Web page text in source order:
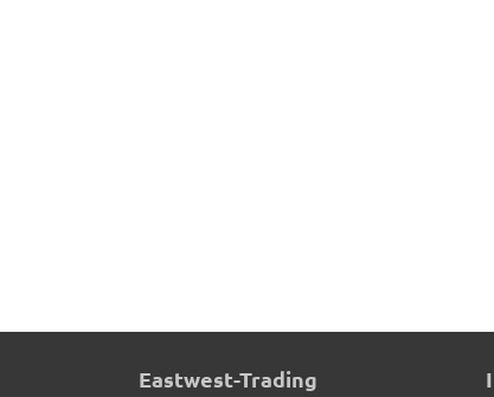
ultrastarke Pflanzenroller für Pflanztröge,
Eastwest-Trading